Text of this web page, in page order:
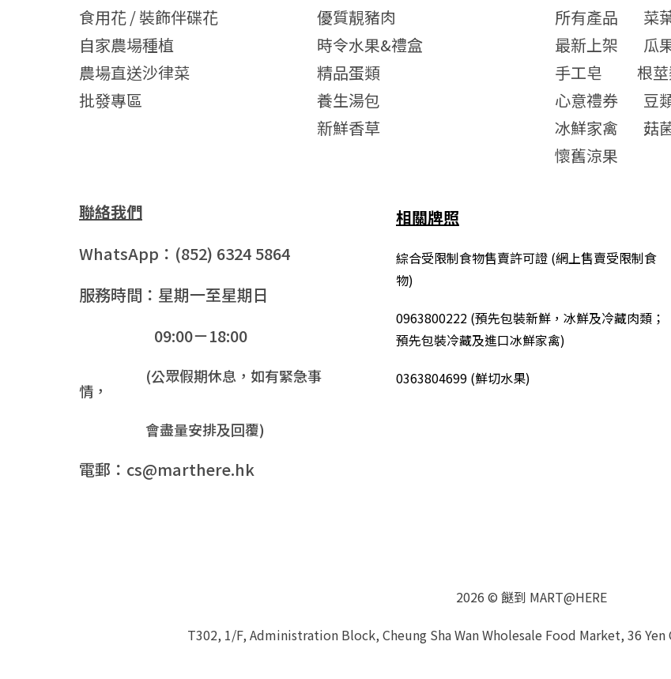
食用花 / 裝飾伴碟花
自家農場種植
農場直送沙律菜
批發專區
優質靚豬肉
時令水果&禮盒
精品蛋類
養生湯包
新鮮香草
所有產品
菜
最新上架
瓜
手工皂
根
心意禮券
豆
冰鮮家禽
菇
懷舊涼果
聯絡我們
WhatsApp：(852) 6324 5864
服務時間：星期一至星期日
09:00－18:00
(公眾假期休息，如有緊急事
情，
會盡量安排及回覆)
電郵：cs@marthere.hk
相關牌照
綜合受限制食物售賣許可證 (網上售賣受限制食
物)
0963800222 (預先包裝新鮮，冰鮮及冷藏肉類；
預先包裝冷藏及進口冰鮮家禽)
0363804699 (鮮切水果)
2026 © 餸到 MART@HERE
T302, 1/F, Administration Block, Cheung Sha Wan Wholesale Food Market, 36